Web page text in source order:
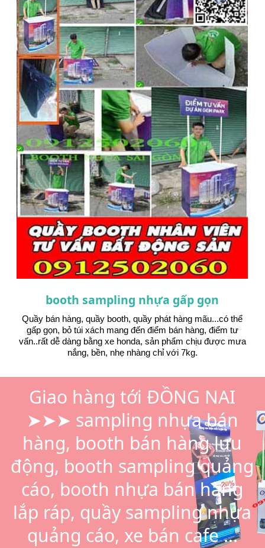
booth sampling nhựa gấp gọn
Quầy bán hàng, quầy booth, quầy phát hàng mãu...có thể
gấp gọn, bỏ túi xách mang đến điểm bán hàng, điểm tư
vấn..rất dễ dàng bằng xe honda, sản phẩm chịu được mưa
nắng, bền, nhẹ nhàng chỉ với 7kg.
Giao hàng tới ĐỒNG NAI
➤➤➤ sampling nhựa bán
hàng, booth bán hàng lưu
động, booth sampling quảng
cáo, booth nhựa bán hàng
lắp ráp, quầy sampling nhựa
quảng cáo, xe bán cafe ...